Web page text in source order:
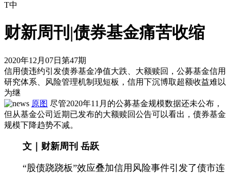
T中
财新周刊|债券基金痛苦收缩
2020年12月07日第47期
信用债违约引发债券基金净值大跌、大额赎回，公募基金信用
研究体系、风险管理机制现短板，信用下沉博取超额收益难以
为继
原图 尽管2020年11月的公募基金规模数据还未公布，
但从基金公司近期已发布的大额赎回公告可以看出，债券基金
规模下降趋势不减。
文｜财新周刊 岳跃
“股债跷跷板”效应叠加信用风险事件引发了债市连